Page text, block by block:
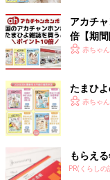
アカチ
倍【期間
赤ちゃ
たまひ
赤ちゃ
もらえ
PR(くらしの